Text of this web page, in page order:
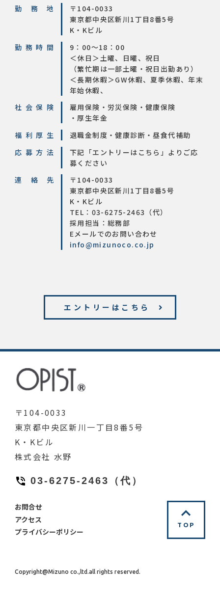
勤務地
〒104-0033
東京都中央区新川1丁目8番5号
K・Kビル
勤務時間
9：00～18：00
＜休日＞土曜、日曜、祝日
（繁忙期は一部土曜・祝日出勤あり）
＜長期休暇＞GW休暇、夏季休暇、年末
年始休暇、
社会保険
雇用保険・労災保険・健康保険
・厚生年金
福利厚生
退職金制度・健康診断・昼食代補助
応募方法
下記「エントリーはこちら」よりご応
募ください
連絡先
〒104-0033
東京都中央区新川1丁目8番5号
K・Kビル
TEL：03-6275-2463（代）
採用担当：総務部
Eメールでのお問い合わせ
info@mizunoco.co.jp
エントリーはこちら
〒104-0033
東京都中央区新川一丁目8番5号
K・Kビル
株式会社 水野
03-6275-2463（代）
お問合せ
アクセス
プライバシーポリシー
TOP
Copyright@Mizuno co.,ltd.all rights reserved.